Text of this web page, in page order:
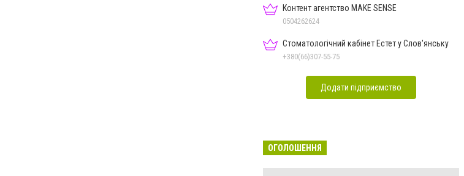
Контент агентство MAKE SENSE
0504262624
Стоматологічний кабінет Естет у Слов'янську
+380(66)307-55-75
Додати підприємство
ОГОЛОШЕННЯ